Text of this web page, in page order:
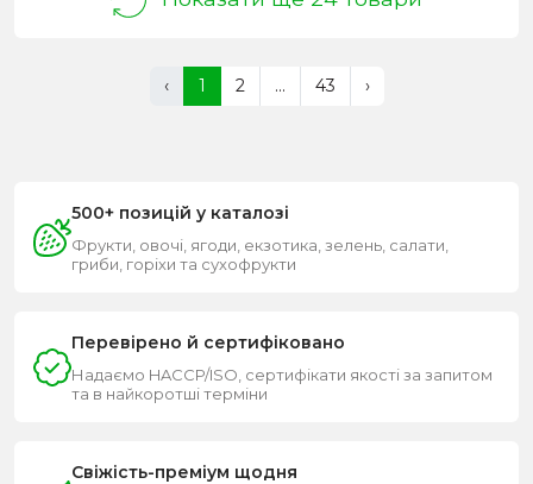
‹ 1 2 ... 43 ›
500+ позицій у каталозі
Фрукти, овочі, ягоди, екзотика, зелень, салати,
гриби, горіхи та сухофрукти
Перевірено й сертифіковано
Надаємо HACCP/ISO, сертифікати якості за запитом
та в найкоротші терміни
Свіжість-преміум щодня